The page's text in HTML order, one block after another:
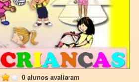
0 alunos avaliaram